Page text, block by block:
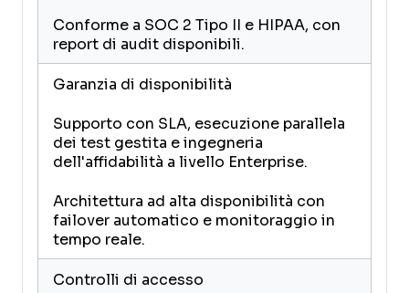
Conforme a SOC 2 Tipo II e HIPAA, con
report di audit disponibili.
Garanzia di disponibilità
Supporto con SLA, esecuzione parallela
dei test gestita e ingegneria
dell'affidabilità a livello Enterprise.
Architettura ad alta disponibilità con
failover automatico e monitoraggio in
tempo reale.
Controlli di accesso